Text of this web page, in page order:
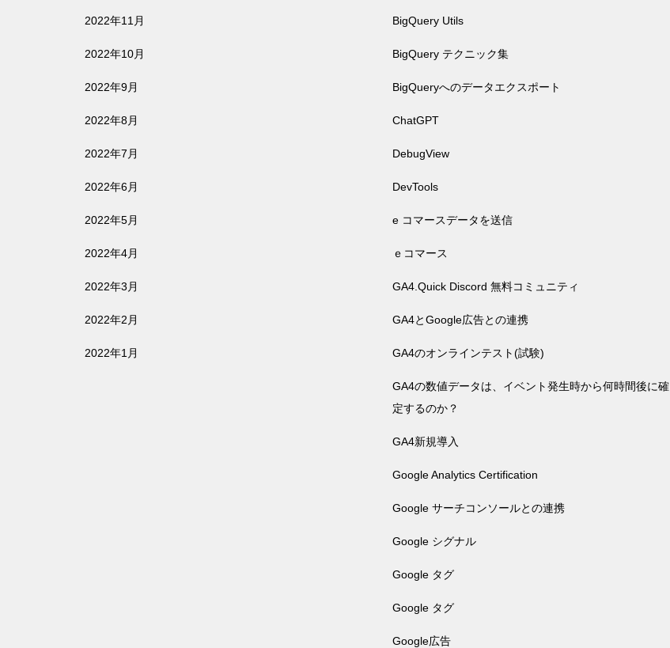
2022年11月
2022年10月
2022年9月
2022年8月
2022年7月
2022年6月
2022年5月
2022年4月
2022年3月
2022年2月
2022年1月
BigQuery Utils
BigQuery テクニック集
BigQueryへのデータエクスポート
ChatGPT
DebugView
DevTools
e コマースデータを送信
ｅコマース
GA4.Quick Discord 無料コミュニティ
GA4とGoogle広告との連携
GA4のオンラインテスト(試験)
GA4の数値データは、イベント発生時から何時間後に確
定するのか？
GA4新規導入
Google Analytics Certification
Google サーチコンソールとの連携
Google シグナル
Google タグ
Google タグ
Google広告